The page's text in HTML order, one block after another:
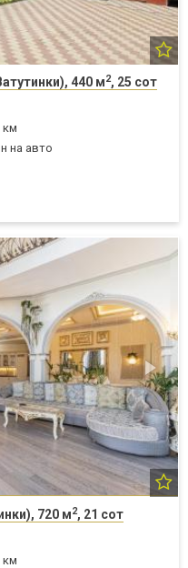
440 м2, 25 сот
км
на авто
720 м2, 21 сот
км